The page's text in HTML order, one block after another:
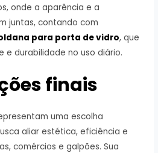
onde a aparência e a
juntas, contando com
para porta de vidro, que
e durabilidade no uso diário.
finais
uma escolha
aliar estética, eficiência e
comércios e galpões. Sua